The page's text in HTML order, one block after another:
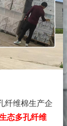
纤维棉生产企
态多孔纤维